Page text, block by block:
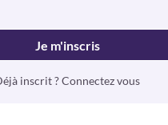
Je m'inscris
inscrit ? Connectez vous